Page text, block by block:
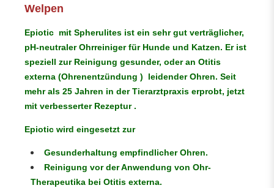
Welpen
Epiotic mit Spherulites ist ein sehr gut verträglicher,
pH-neutraler Ohrreiniger für Hunde und Katzen. Er ist
speziell zur Reinigung gesunder, oder an Otitis
externa (Ohrenentzündung ) leidender Ohren. Seit
mehr als 25 Jahren in der Tierarztpraxis erprobt, jetzt
mit verbesserter Rezeptur .
Epiotic wird eingesetzt zur
Gesunderhaltung empfindlicher Ohren.
Reinigung vor der Anwendung von Ohr-
Therapeutika bei Otitis externa.